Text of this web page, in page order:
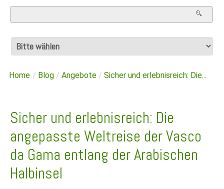
Home / Blog / Angebote / Sicher und erlebnisreich: Die...
Sicher und erlebnisreich: Die
angepasste Weltreise der Vasco
da Gama entlang der Arabischen
Halbinsel